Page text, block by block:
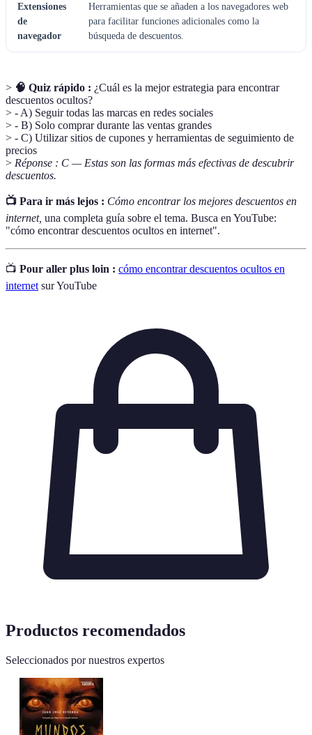
Extensiones
de
navegador
Herramientas que se añaden a los navegadores web
para facilitar funciones adicionales como la
búsqueda de descuentos.
> 🧠 Quiz rápido : ¿Cuál es la mejor estrategia para encontrar
descuentos ocultos?
> - A) Seguir todas las marcas en redes sociales
> - B) Solo comprar durante las ventas grandes
> - C) Utilizar sitios de cupones y herramientas de seguimiento de
precios
> Réponse : C — Estas son las formas más efectivas de descubrir
descuentos.
📺 Para ir más lejos : Cómo encontrar los mejores descuentos en
internet, una completa guía sobre el tema. Busca en YouTube:
"cómo encontrar descuentos ocultos en internet".
📺 Pour aller plus loin : cómo encontrar descuentos ocultos en
internet sur YouTube
Productos recomendados
Seleccionados por nuestros expertos